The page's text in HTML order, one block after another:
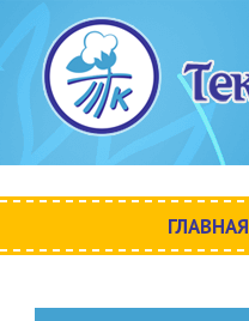
ГЛАВНАЯ